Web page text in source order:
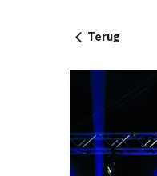
Terug